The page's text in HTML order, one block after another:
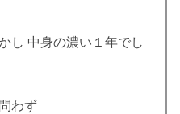
し 中身の濃い１年でし
わず